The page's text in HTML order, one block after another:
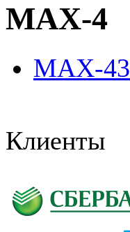
MAX-4
MAX-43
Клиенты